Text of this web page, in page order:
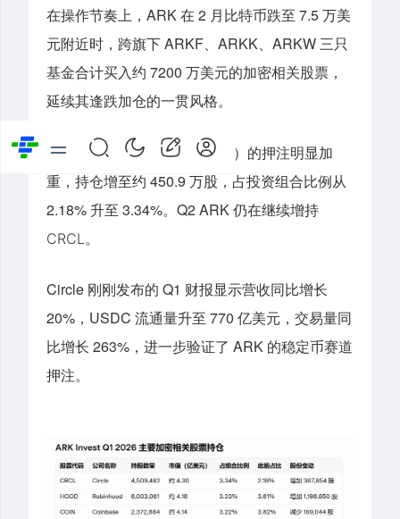
在操作节奏上，ARK 在 2 月比特币跌至 7.5 万美
元附近时，跨旗下 ARKF、ARKK、ARKW 三只
基金合计买入约 7200 万美元的加密相关股票，
延续其逢跌加仓的一贯风格。
其中 ，ARK 对 Circle（CRCL） 的押注明显加
重 ， 持仓增至约 450.9 万股，占投资组合比例从
2.18% 升至 3.34%。Q2 ARK仍在继续增持
CRCL。
Circle 刚刚发布的 Q1 财报显示营收同比增长
20%，USDC 流通量升至 770 亿美元，交易量同
比增长 263%，进一步验证了 ARK 的稳定币赛道
押注。